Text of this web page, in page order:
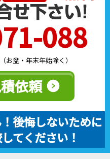
088
お盆・年末年始除く）
依頼
後悔しないために
てください！